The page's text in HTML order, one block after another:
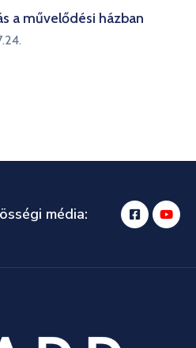
a művelődési házban
média: